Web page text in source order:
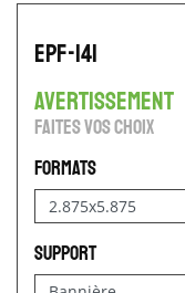
EPF-141
avertissement
Faites vos choix
Formats
Support